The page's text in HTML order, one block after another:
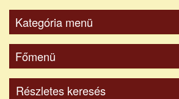
Kategória menü
Főmenü
Részletes keresés